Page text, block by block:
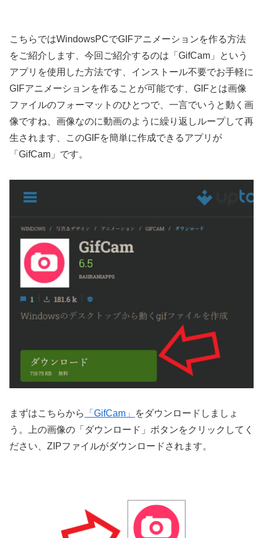
こちらではWindowsPCでGIFアニメーションを作る方法
をご紹介します、今回ご紹介するのは「GifCam」という
アプリを使用した方法です、インストール不要でお手軽に
GIFアニメーションを作ることが可能です、GIFとは画像
ファイルのフォーマットのひとつで、一言でいうと動く画
像ですね、画像なのに動画のように繰り返しループして再
生されます、このGIFを簡単に作成できるアプリが
「GifCam」です。
まずはこちらから 「GifCam」
をダウンロードしましょ
う。上の画像の「ダウンロード」ボタンをクリックしてく
ださい、ZIPファイルがダウンロードされます。